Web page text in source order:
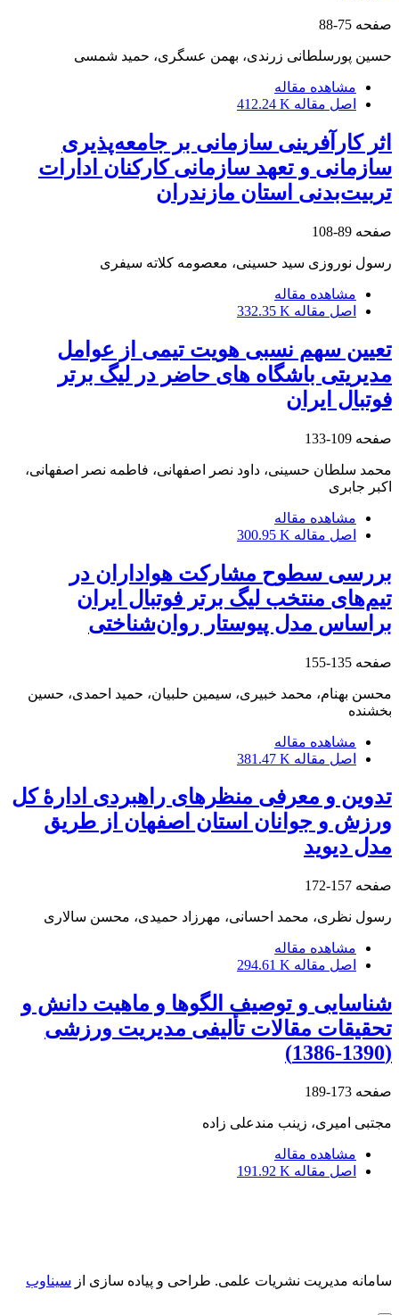
صفحه 75-88
حسین پورسلطانی زرندی، بهمن عسگری، حمید شمسی
مشاهده مقاله
اصل مقاله 412.24 K
اثر کارآفرینی سازمانی بر جامعه‌پذیری
سازمانی و تعهد سازمانی کارکنان ادارات
تربیت‌بدنی استان مازندران
صفحه 89-108
رسول نوروزی سید حسینی، معصومه کلاته سیفری
مشاهده مقاله
اصل مقاله 332.35 K
تعیین سهم نسبی هویت تیمی از عوامل
مدیریتی باشگاه های حاضر در لیگ برتر
فوتبال ایران
صفحه 109-133
محمد سلطان حسینی، داود نصر اصفهانی، فاطمه نصر اصفهانی،
اکبر جابری
مشاهده مقاله
اصل مقاله 300.95 K
بررسی سطوح مشارکت هواداران در
تیم‌های منتخب لیگ برتر فوتبال ایران
براساس مدل پیوستار روان‌شناختی
صفحه 135-155
محسن بهنام، محمد خبیری، سیمین حلبیان، حمید احمدی، حسین
بخشنده
مشاهده مقاله
اصل مقاله 381.47 K
تدوین و معرفی منظرهای راهبردی ادارۀ کل
ورزش و جوانان استان اصفهان از طریق
مدل دیوید
صفحه 157-172
رسول نظری، محمد احسانی، مهرزاد حمیدی، محسن سالاری
مشاهده مقاله
اصل مقاله 294.61 K
شناسایی و توصیف الگوها و ماهیت دانش و
تحقیقات مقالات تألیفی مدیریت ورزشی
(1390-1386)
صفحه 173-189
مجتبی امیری، زینب مندعلی زاده
مشاهده مقاله
اصل مقاله 191.92 K
سامانه مدیریت نشریات علمی. طراحی و پیاده سازی از سیناوب